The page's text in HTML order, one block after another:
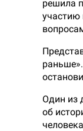
решила
участию
Один из
об